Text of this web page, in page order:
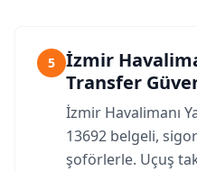
5
İzmir
Transfer
İzmir Havalimanı
13692 belgeli,
şoförlerle. Uçuş